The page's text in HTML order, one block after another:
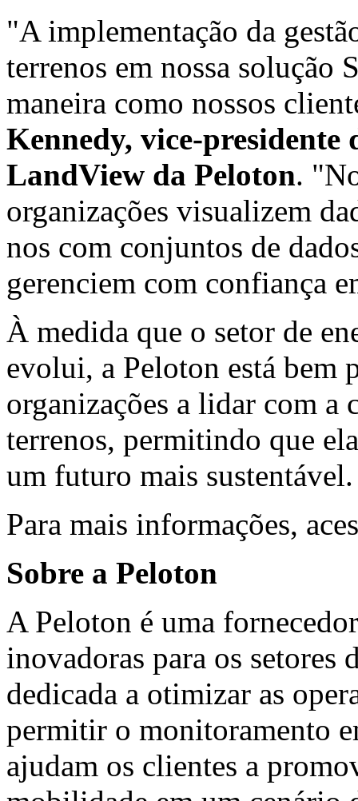
"A implementação da
terrenos em nossa solução
maneira como nossos
Kennedy, vice-presidente
LandView da Peloton.
organizações visualizem
nos com conjuntos de
gerenciem com confiança
À medida que o setor de
evolui, a Peloton está bem
organizações a lidar com a
terrenos, permitindo que
um futuro mais
Para mais informações,
Sobre a Peloton
A Peloton é uma
inovadoras para os setores
dedicada a otimizar as
permitir o monitoramento
ajudam os clientes a